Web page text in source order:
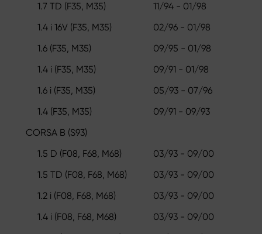
1.7 TD (F35, M35)
11/94 - 01/98
1.4 i 16V (F35, M35)
02/96 - 01/98
1.6 (F35, M35)
09/95 - 01/98
1.4 i (F35, M35)
09/91 - 01/98
1.6 i (F35, M35)
05/93 - 07/96
1.4 (F35, M35)
09/91 - 09/93
CORSA B (S93)
1.5 D (F08, F68, M68)
03/93 - 09/00
1.5 TD (F08, F68, M68)
03/93 - 09/00
1.2 i (F08, F68, M68)
03/93 - 09/00
1.4 i (F08, F68, M68)
03/93 - 09/00